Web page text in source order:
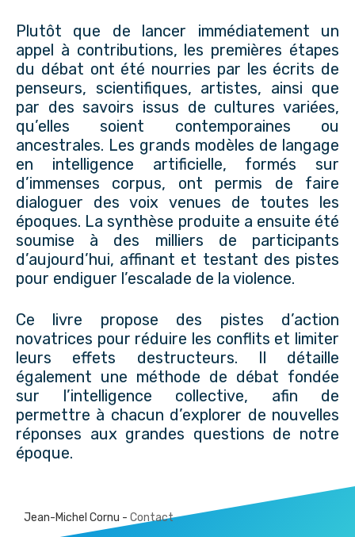
Plutôt que de lancer immédiatement un
appel à contributions, les premières étapes
du débat ont été nourries par les écrits de
penseurs, scientifiques, artistes, ainsi que
par des savoirs issus de cultures variées,
qu’elles soient contemporaines ou
ancestrales. Les grands modèles de langage
en intelligence artificielle, formés sur
d’immenses corpus, ont permis de faire
dialoguer des voix venues de toutes les
époques. La synthèse produite a ensuite été
soumise à des milliers de participants
d’aujourd’hui, affinant et testant des pistes
pour endiguer l’escalade de la violence.
Ce livre propose des pistes d’action
novatrices pour réduire les conflits et limiter
leurs effets destructeurs. Il détaille
également une méthode de débat fondée
sur l’intelligence collective, afin de
permettre à chacun d’explorer de nouvelles
réponses aux grandes questions de notre
époque.
Jean-Michel Cornu - Contact